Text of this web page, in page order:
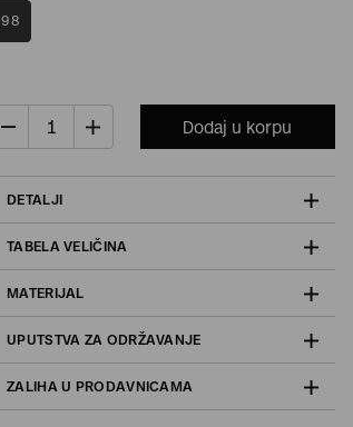
98
Dodaj u korpu
DETALJI
TABELA VELIČINA
MATERIJAL
UPUTSTVA ZA ODRŽAVANJE
ZALIHA U PRODAVNICAMA